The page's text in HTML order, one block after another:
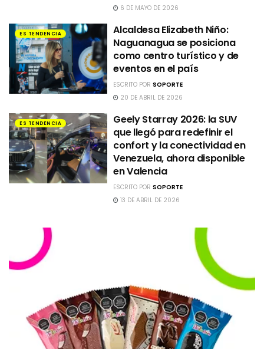
6 DE MAYO DE 2026
ES TENDENCIA
Alcaldesa Elizabeth Niño:
Naguanagua se posiciona
como centro turístico y de
eventos en el país
ESCRITO PORSOPORTE
20 DE ABRIL DE 2026
ES TENDENCIA
Geely Starray 2026: la SUV
que llegó para redefinir el
confort y la conectividad en
Venezuela, ahora disponible
en Valencia
ESCRITO PORSOPORTE
13 DE ABRIL DE 2026